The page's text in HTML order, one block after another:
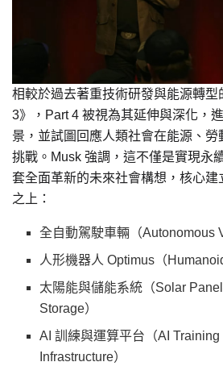
相較於過去著重技術研發與能源轉型
3》，Part 4 被視為其延伸與深化，
景，並試圖回應人類社會在能源、
挑戰。Musk 強調，這不僅是實現永
套全面革新的未來社會構想，核心建
之上：
全自動駕駛車輛（Autonomous
人形機器人 Optimus（
太陽能與儲能系統（Solar
Storage）
AI 訓練與運算平台（AI
Infrastructure）